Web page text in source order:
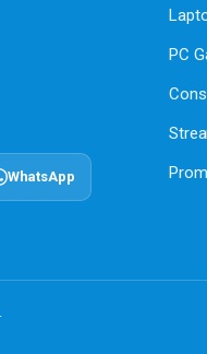
WhatsApp
PC